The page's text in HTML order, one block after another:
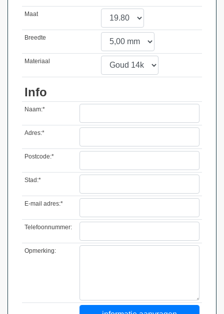
Maat
Breedte
Materiaal
Info
Naam:*
Adres:*
Postcode:*
Stad:*
E-mail adres:*
Telefoonnummer:
Opmerking: